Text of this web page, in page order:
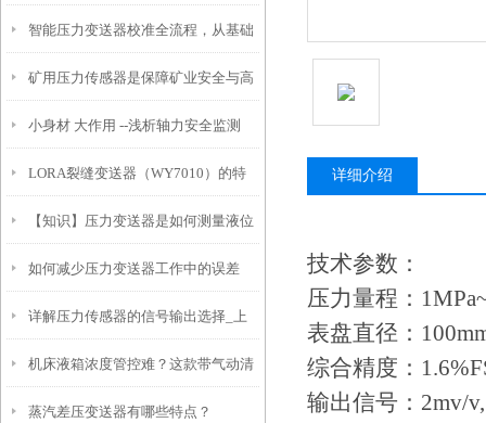
准技术
智能压力变送器校准全流程，从基础
操作到精准调优
矿用压力传感器是保障矿业安全与高
效生产的关键装备
小身材 大作用 --浅析轴力安全监测
LORA裂缝变送器（WY7010）的特
点和安装注意事项
【知识】压力变送器是如何测量液位
的？
如何减少压力变送器工作中的误差
详解压力传感器的信号输出选择_上
海朝辉
机床液箱浓度管控难？这款带气动清
洗的在线浓度变送器，省心又精准！
蒸汽差压变送器有哪些特点？
详细介绍
技术参数：
压力量程：
表盘直径：
综合精度：
输出信号： 2mv/